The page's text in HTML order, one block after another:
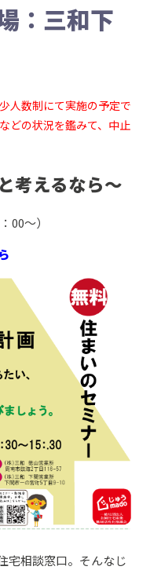
：三和下
人数制にて実施の予定で
どの状況を鑑みて、中止
考えるなら～
～）
宅相談窓口。そんなじ